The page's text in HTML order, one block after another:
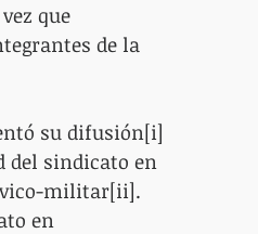
que
de la
su difusión[i]
del sindicato en
militar[ii].
en